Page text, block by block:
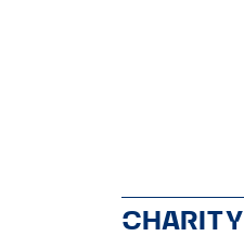
CHARITY